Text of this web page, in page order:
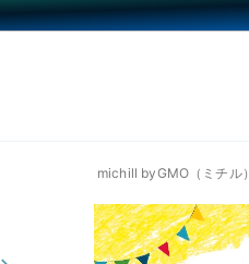
michill byGMO（ミチル）